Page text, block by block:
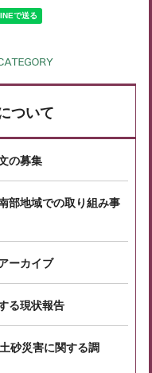
ついて
の募集
部地域での取り組み事
ーカイブ
る現状報告
砂災害に関する調